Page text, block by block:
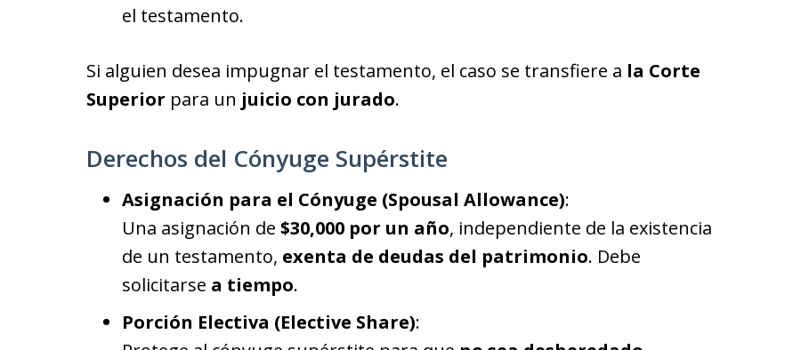
el testamento.
Si alguien desea impugnar el testamento, el caso se transfiere a la Corte
Superior para un juicio con jurado.
Derechos del Cónyuge Supérstite
Asignación para el Cónyuge (Spousal Allowance):
Una asignación de $30,000 por un año, independiente de la existencia
de un testamento, exenta de deudas del patrimonio. Debe
solicitarse a tiempo.
Porción Electiva (Elective Share):